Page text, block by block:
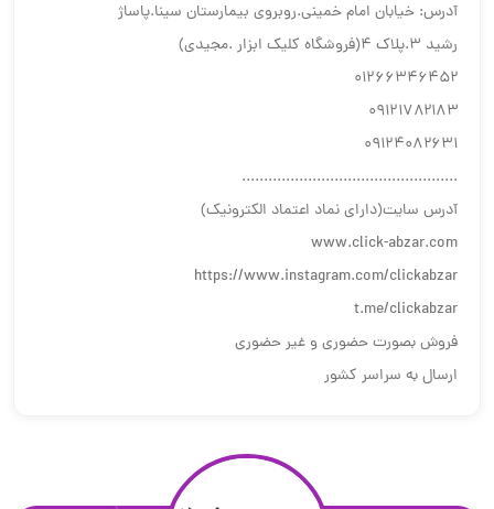
آدرس: خیابان امام خمینی.روبروی بیمارستان سینا.پاساژ
رشید ۳.پلاک ۴(فروشگاه کلیک ابزار .مجیدی)
۰۱۲۶۶۳۴۶۴۵۲
۰۹۱۲۱۷۸۲۱۸۳
۰۹۱۲۴۰۸۲۶۳۱
.................................................
آدرس سایت(دارای نماد اعتماد الکترونیک)
www.click-abzar.com
https://www.instagram.com/clickabzar
t.me/clickabzar
فروش بصورت حضوری و غیر حضوری
ارسال به سراسر کشور